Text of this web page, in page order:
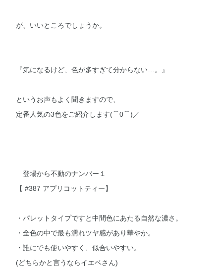
が、いいところでしょうか。
『気になるけど、色が多すぎて分からない…。』
というお声もよく聞きますので、
定番人気の3色をご紹介します(⌒0⌒)／
登場から不動のナンバー１
【 #387 アプリコットティー】
・パレットタイプですと中間色にあたる自然な濃さ。
・全色の中で最も濡れツヤ感があり華やか。
・誰にでも使いやすく、似合いやすい。
(どちらかと言うならイエベさん)